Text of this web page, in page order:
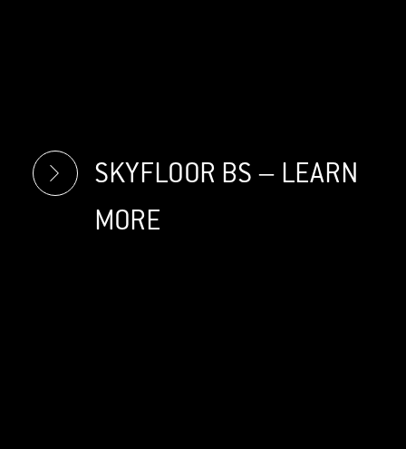
SKYFLOOR BS – LEARN
MORE